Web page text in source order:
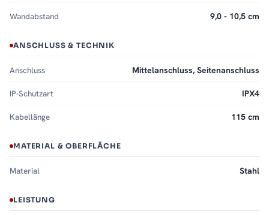
Wandabstand 9,0 - 10,5 cm
ANSCHLUSS & TECHNIK
Anschluss Mittelanschluss, Seitenanschluss
IP-Schutzart IPX4
Kabellänge 115 cm
MATERIAL & OBERFLÄCHE
Material Stahl
LEISTUNG